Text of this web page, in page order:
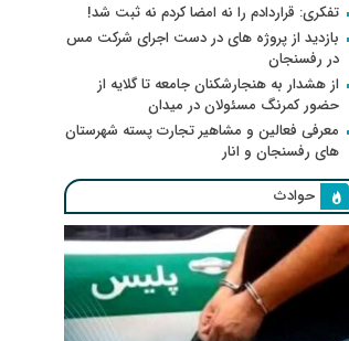
تفکری: قراردادم را نه امضا کردم نه ثبت شد!
بازدید از پروژه های در دست اجرای شرکت مس
در رفسنجان
از هشدار به هنجارشکنان جامعه تا گلایه از
حضور کمرنگ مسئولان در میدان
معرفی فعالین و مشاهیر تجارت پسته شهرستان
های رفسنجان و انار
حوادث